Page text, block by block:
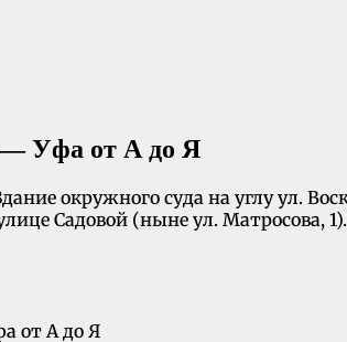
— Уфа от А до Я
окружного суда на углу ул.
Садовой (ныне ул. Матросова,